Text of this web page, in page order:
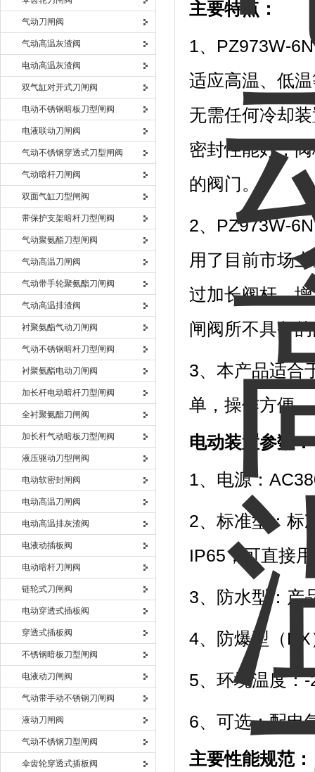
气动刀闸阀
气动高温灰渣阀
电动高温灰渣阀
双气缸对开式刀闸阀
电动不锈钢暗板刀型闸阀
电液联动刀闸阀
气动不锈钢穿透式刀型闸阀
气动暗杆刀闸阀
双面气缸刀型闸阀
带保护支架暗杆刀型闸阀
气动聚氨酯刀型闸阀
气动高温刀闸阀
气动带手轮聚氨酯刀闸阀
气动高温排渣阀
衬聚氨酯气动刀闸阀
气动不锈钢暗杆刀型闸阀
衬聚氨酯电动刀闸阀
加长杆电动暗杆刀型闸阀
全衬聚氨酯刀闸阀
加长杆气动暗板刀型闸阀
液压驱动刀型闸阀
电动软密封闸阀
电动高温刀闸阀
电动高温排灰渣阀
电液动插板阀
电动暗杆刀闸阀
链轮式刀闸阀
电动穿透式插板阀
穿透式插板阀
不锈钢暗板刀型闸阀
电液动刀闸阀
气动带手动不锈钢刀闸阀
液动刀闸阀
气动不锈钢刀型闸阀
伞齿轮穿透式插板阀
主要特点：
1、PZ973W-
适应高温、低
无需任何冷却
密封性能好，
的阀门。
2、PZ973W-
用了目前市场
过加长阀杆，
闸阀所不具备
3、本产品适合
单，操作方便
电动装置参数：
1、电源：
2、标准型：标
IP65，可直接
3、防水型：产
4、防爆型（
5、环境温度
6、可选：配电
主要性能规范：